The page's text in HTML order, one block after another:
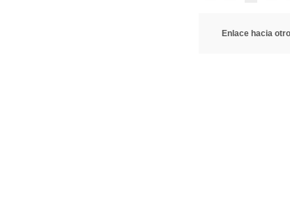
Enlace hacia